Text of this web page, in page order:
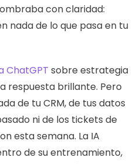
con claridad:
nada de lo que pasa en tu
ChatGPT sobre estrategia
respuesta brillante. Pero
de tu CRM, de tus datos
ni de los tickets de
esta semana. La IA
de su entrenamiento,